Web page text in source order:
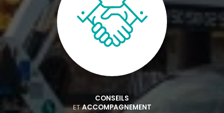
CONSEILS
ETACCOMPAGNEMENT